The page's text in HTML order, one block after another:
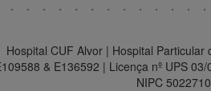
Hospital CUF Alvor | Hospital Particular
& E136592 | Licença nº UPS
NIPC